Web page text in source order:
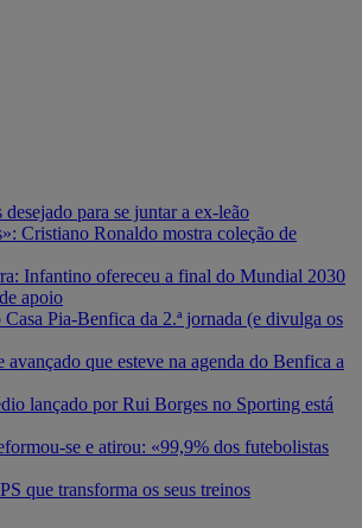
para se juntar a ex-leão
Cristiano Ronaldo mostra coleção de
Infantino ofereceu a final do Mundial 2030
apoio
Pia-Benfica da 2.ª jornada (e divulga os
que esteve na agenda do Benfica a
lançado por Rui Borges no Sporting está
se e atirou: «99,9% dos futebolistas
que transforma os seus treinos